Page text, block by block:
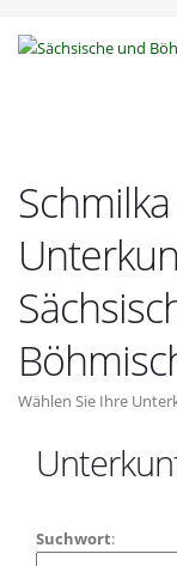
Wählen Sie Ihre
Suchwort: